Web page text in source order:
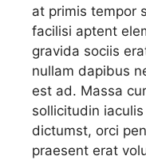
at primis tempor
facilisi aptent
gravida sociis
nullam dapibus
est ad. Massa
sollicitudin
dictumst, orci
praesent erat